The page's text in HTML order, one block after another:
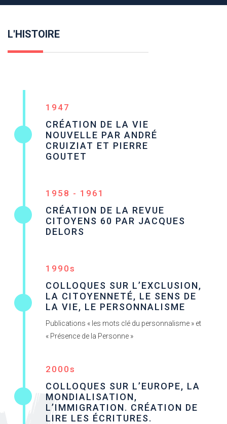
L'HISTOIRE
1947
CRÉATION DE LA VIE
NOUVELLE PAR ANDRÉ
CRUIZIAT ET PIERRE
GOUTET
1958 - 1961
CRÉATION DE LA REVUE
CITOYENS 60 PAR JACQUES
DELORS
1990s
COLLOQUES SUR L’EXCLUSION,
LA CITOYENNETÉ, LE SENS DE
LA VIE, LE PERSONNALISME
Publications « les mots clé du personnalisme » et
« Présence de la Personne »
2000s
COLLOQUES SUR L’EUROPE, LA
MONDIALISATION,
L’IMMIGRATION. CRÉATION DE
LIRE LES ÉCRITURES.